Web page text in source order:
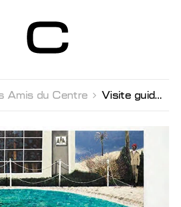
Contemporain
Genève
Amis du Centre  Visite guidée de l'exposition Antonio Obà